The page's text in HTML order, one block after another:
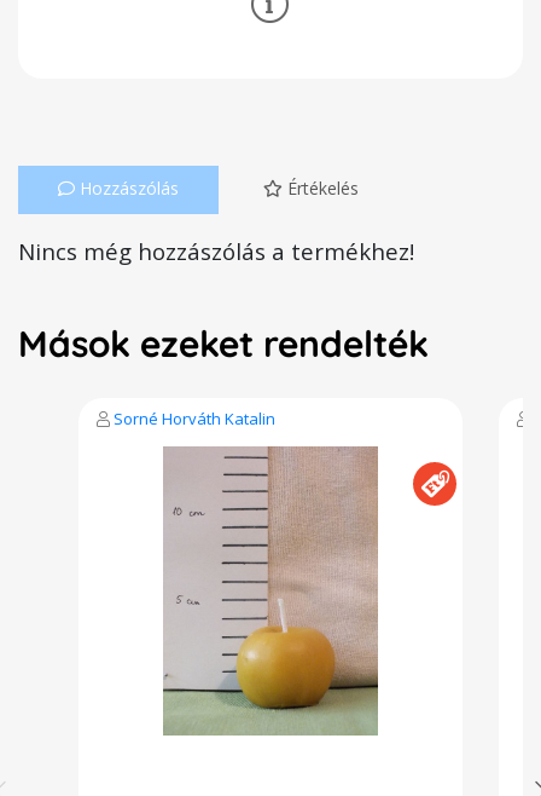
Hozzászólás Értékelés
Nincs még hozzászólás a termékhez!
Mások ezeket rendelték
Sorné Horváth Katalin